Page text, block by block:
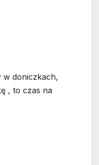
w doniczkach,
, to czas na